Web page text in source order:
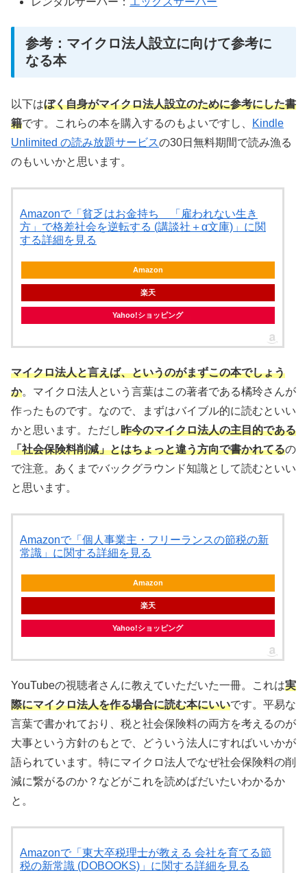
参考：マイクロ法人設立に向けて参考に
なる本
以下はぼく自身がマイクロ法人設立のために参考にした書
籍です。これらの本を購入するのもよいですし、
Kindle
Unlimited の読み放題サービスの30日無料期間で読み漁る
のもいいかと思います。
Amazonで「貧乏はお金持ち 「雇われない生き
方」で格差社会を逆転する (講談社＋α文庫)」に関
する詳細を見る
Amazon
楽天
Yahoo!ショッピング
マイクロ法人と言えば、というのがまずこの本でしょう
か。マイクロ法人という言葉はこの著者である橘玲さんが
作ったものです。なので、まずはバイブル的に読むといい
かと思います。ただし昨今のマイクロ法人の主目的である
「社会保険料削減」とはちょっと違う方向で書かれてるの
で注意。あくまでバックグラウンド知識として読むといい
と思います。
Amazonで「個人事業主・フリーランスの節税の新
常識」に関する詳細を見る
Amazon
楽天
Yahoo!ショッピング
YouTubeの視聴者さんに教えていただいた一冊。これは実
際にマイクロ法人を作る場合に読む本にいいです。平易な
言葉で書かれており、税と社会保険料の両方を考えるのが
大事という方針のもとで、どういう法人にすればいいかが
語られています。特にマイクロ法人でなぜ社会保険料の削
減に繋がるのか？などがこれを読めばだいたいわかるか
と。
Amazonで「東大卒税理士が教える 会社を育てる節
税の新常識 (DOBOOKS)」に関する詳細を見る